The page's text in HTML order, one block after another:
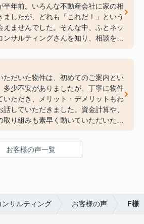
半年前。いろんな不動産会社に家の相
ましたが、どれも「これだ！」という
えませんでした。そんな中、ふとネッ
ンサルティングさんを知り、相談をし
不動産会社とは違い、物件の良いとこ
ろも包み隠さずアドバイスしてくれて
とっては本当に助かりました。無事に
出会い、本当に良かったです。
ただいた物件は、初めてのご案内とい
多少不安がありましたが、丁寧に物件
いただき、メリット・デメリットもわ
話していただきました。資金計算や、
取り組みも素早く動いていただいたお
して契約することができました。あり
ました！
お客様の声一覧
サルティング お客様の声 F様